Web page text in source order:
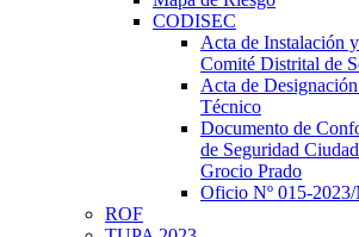
CODISEC
Acta de Instalación
Comité Distrital de
Acta de
Técnico
Documento de
de Seguridad
Grocio Prado
Oficio Nº 015-
ROF